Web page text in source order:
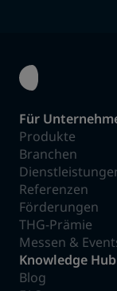
Für
Produkte
Branchen
Referenzen
Förderungen
THG-Prämie
Messen &
Knowledge Hub
Blog